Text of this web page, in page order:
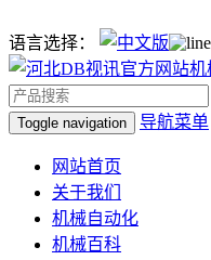
语言选择：
Toggle navigation 导航菜单
网站首页
关于我们
机械自动化
机械百科